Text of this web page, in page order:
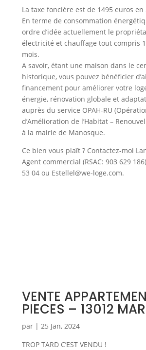
La taxe foncière est de 1495 euros en
En terme de consommation
ordre d’idée actuellement le
électricité et chauffage tout compris
mois.
A savoir, étant une maison dans le
historique, vous pouvez bénéficier
financement pour améliorer votre
énergie, rénovation globale et
auprès du service OPAH-RU
d’Amélioration de l’Habitat –
à la mairie de Manosque.
Ce bien vous plaît ? Contactez-moi
Agent commercial (RSAC: 903 629
53 04 ou Estellel@we-loge.com.
VENTE
PIECES – 13012
par | 25 Jan, 2024
TROP TARD C’EST VENDU !